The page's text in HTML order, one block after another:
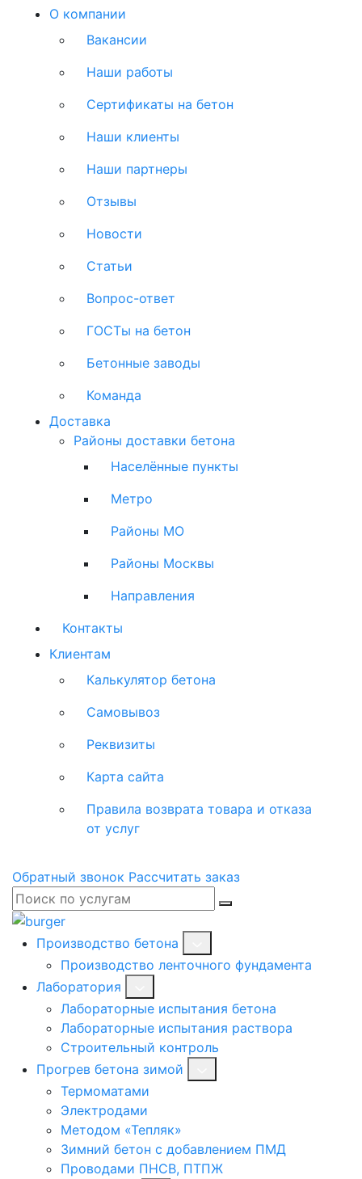
О компании
Вакансии
Наши работы
Сертификаты на бетон
Наши клиенты
Наши партнеры
Отзывы
Новости
Статьи
Вопрос-ответ
ГОСТы на бетон
Бетонные заводы
Команда
Доставка
Районы доставки бетона
Населённые пункты
Метро
Районы МО
Районы Москвы
Направления
Контакты
Клиентам
Калькулятор бетона
Самовывоз
Реквизиты
Карта сайта
Правила возврата товара и отказа
от услуг
Обратный звонок Рассчитать заказ
Производство бетона
Производство ленточного фундамента
Лаборатория
Лабораторные испытания бетона
Лабораторные испытания раствора
Строительный контроль
Прогрев бетона зимой
Термоматами
Электродами
Методом «Тепляк»
Зимний бетон с добавлением ПМД
Проводами ПНСВ, ПТПЖ